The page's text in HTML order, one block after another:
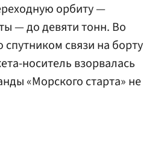
орбиту —
— до девяти тонн. Во
спутником связи на борту
носитель взорвалась
«Морского старта» не